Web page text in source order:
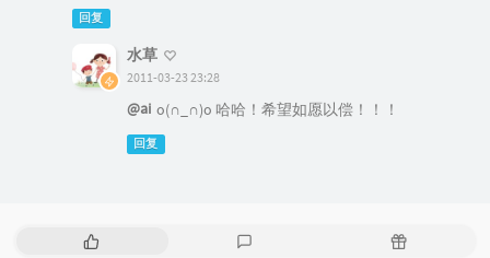
回复
水草
2011-03-23 23:28
@ai o(∩_∩)o 哈哈！希望如愿以偿！！！
回复
热
随